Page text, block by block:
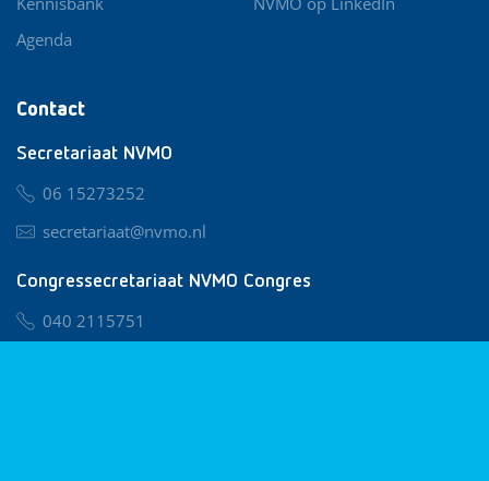
Contact
Secretariaat NVMO
06 15273252
secretariaat@nvmo.nl
Congressecretariaat NVMO Congres
040 2115751
Agenda